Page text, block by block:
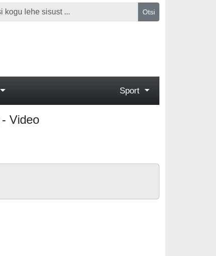
Otsi
Sport
Video